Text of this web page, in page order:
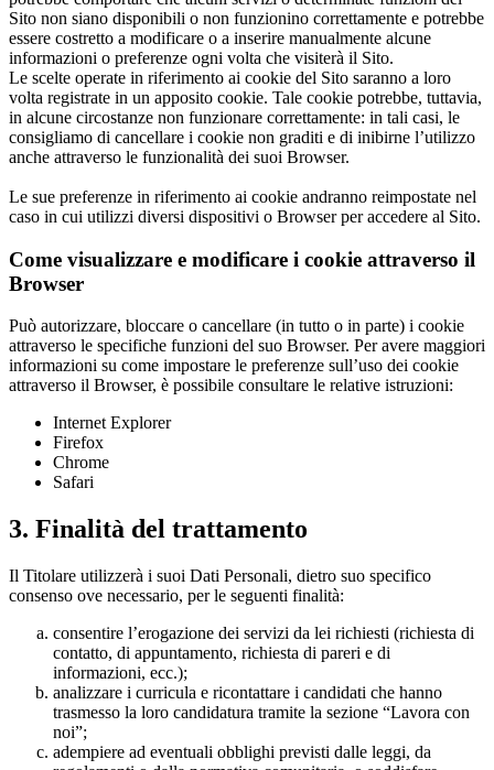
Sito non siano disponibili o non funzionino correttamente e potrebbe
essere costretto a modificare o a inserire manualmente alcune
informazioni o preferenze ogni volta che visiterà il Sito.
Le scelte operate in riferimento ai cookie del Sito saranno a loro
volta registrate in un apposito cookie. Tale cookie potrebbe, tuttavia,
in alcune circostanze non funzionare correttamente: in tali casi, le
consigliamo di cancellare i cookie non graditi e di inibirne l’utilizzo
anche attraverso le funzionalità dei suoi Browser.
Le sue preferenze in riferimento ai cookie andranno reimpostate nel
caso in cui utilizzi diversi dispositivi o Browser per accedere al Sito.
Come visualizzare e modificare i cookie attraverso il
Browser
Può autorizzare, bloccare o cancellare (in tutto o in parte) i cookie
attraverso le specifiche funzioni del suo Browser. Per avere maggiori
informazioni su come impostare le preferenze sull’uso dei cookie
attraverso il Browser, è possibile consultare le relative istruzioni:
Internet Explorer
Firefox
Chrome
Safari
3. Finalità del trattamento
Il Titolare utilizzerà i suoi Dati Personali, dietro suo specifico
consenso ove necessario, per le seguenti finalità:
consentire l’erogazione dei servizi da lei richiesti (richiesta di
contatto, di appuntamento, richiesta di pareri e di
informazioni, ecc.);
analizzare i curricula e ricontattare i candidati che hanno
trasmesso la loro candidatura tramite la sezione “Lavora con
noi”;
adempiere ad eventuali obblighi previsti dalle leggi, da